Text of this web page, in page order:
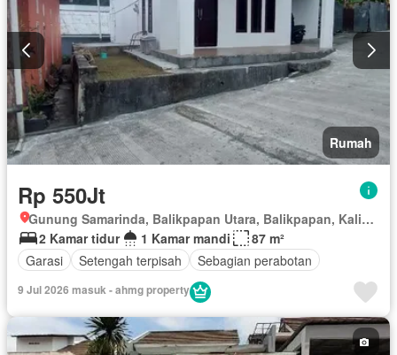
Rumah
Rp 550Jt
Gunung Samarinda, Balikpapan Utara, Balikpapan, Kalimantan Timur
2 Kamar tidur
1 Kamar mandi
87 m²
Garasi
Setengah terpisah Sebagian perabotan
9 Jul 2026 masuk - ahmg property